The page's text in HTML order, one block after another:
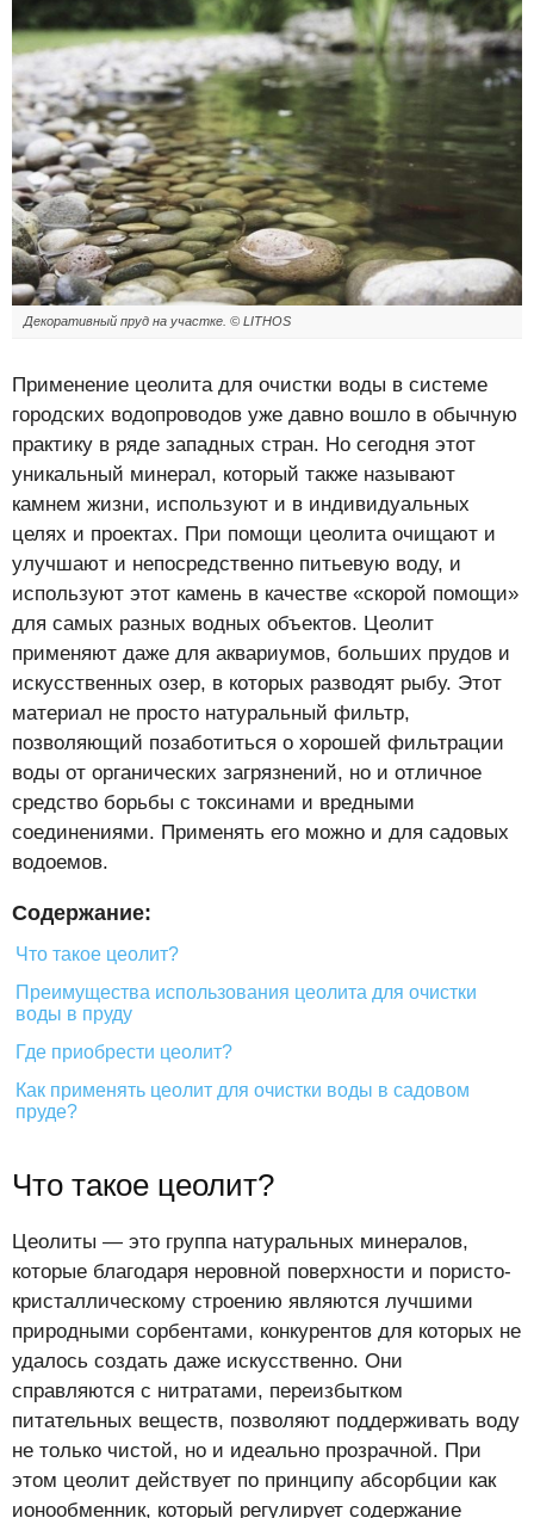
Декоративный пруд на участке. © LITHOS
Применение цеолита для очистки воды в системе
городских водопроводов уже давно вошло в обычную
практику в ряде западных стран. Но сегодня этот
уникальный минерал, который также называют
камнем жизни, используют и в индивидуальных
целях и проектах. При помощи цеолита очищают и
улучшают и непосредственно питьевую воду, и
используют этот камень в качестве «скорой помощи»
для самых разных водных объектов. Цеолит
применяют даже для аквариумов, больших прудов и
искусственных озер, в которых разводят рыбу. Этот
материал не просто натуральный фильтр,
позволяющий позаботиться о хорошей фильтрации
воды от органических загрязнений, но и отличное
средство борьбы с токсинами и вредными
соединениями. Применять его можно и для садовых
водоемов.
Содержание:
Что такое цеолит?
Преимущества использования цеолита для очистки
воды в пруду
Где приобрести цеолит?
Как применять цеолит для очистки воды в садовом
пруде?
Что такое цеолит?
Цеолиты — это группа натуральных минералов,
которые благодаря неровной поверхности и пористо-
кристаллическому строению являются лучшими
природными сорбентами, конкурентов для которых не
удалось создать даже искусственно. Они
справляются с нитратами, переизбытком
питательных веществ, позволяют поддерживать воду
не только чистой, но и идеально прозрачной. При
этом цеолит действует по принципу абсорбции как
ионообменник, который регулирует содержание